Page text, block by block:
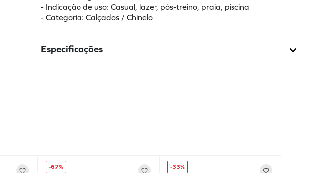
- Indicação de uso: Casual, lazer, pós-treino, praia, piscina
- Categoria: Calçados / Chinelo
Especificações
-67% -33%